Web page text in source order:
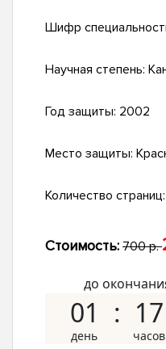
Шифр
Научная степень:
Год защиты: 2002
Место защиты:
Количество страниц:
Стоимость: 700 р.
до
01 17